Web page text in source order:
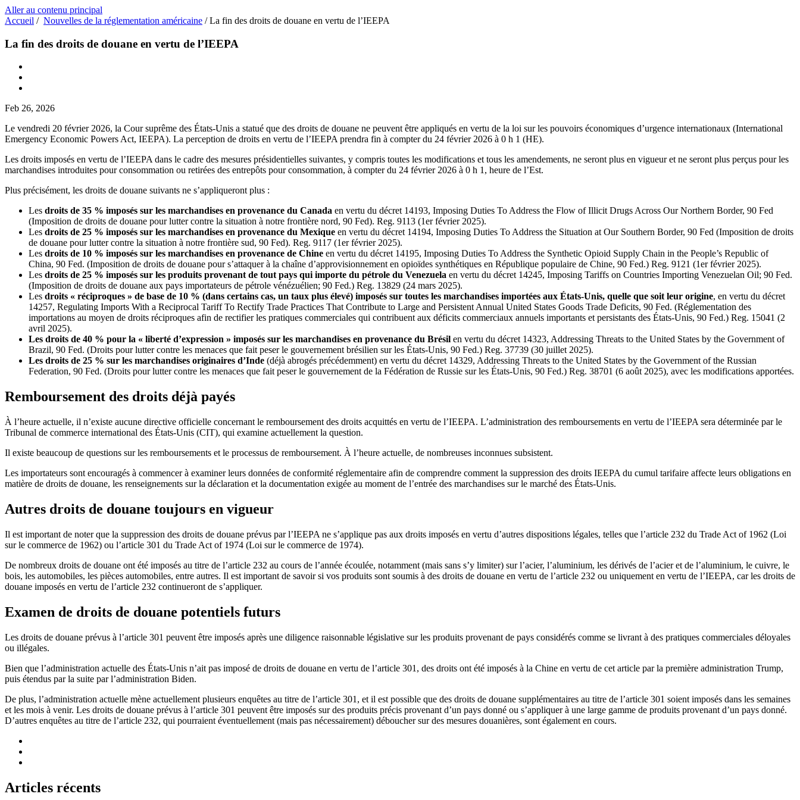
Aller au contenu principal
Accueil / Nouvelles de la réglementation américaine /La fin des droits de douane en vertu de l’IEEPA
La fin des droits de douane en vertu de l’IEEPA
Feb 26, 2026
Le vendredi 20 février 2026, la Cour suprême des États-Unis a statué que des droits de douane ne peuvent être appliqués en vertu de la loi sur les pouvoirs économiques d’urgence internationaux (International
Emergency Economic Powers Act, IEEPA). La perception de droits en vertu de l’IEEPA prendra fin à compter du 24 février 2026 à 0 h 1 (HE).
Les droits imposés en vertu de l’IEEPA dans le cadre des mesures présidentielles suivantes, y compris toutes les modifications et tous les amendements, ne seront plus en vigueur et ne seront plus perçus pour les
marchandises introduites pour consommation ou retirées des entrepôts pour consommation, à compter du 24 février 2026 à 0 h 1, heure de l’Est.
Plus précisément, les droits de douane suivants ne s’appliqueront plus :
Les droits de 35 % imposés sur les marchandises en provenance du Canada en vertu du décret 14193, Imposing Duties To Address the Flow of Illicit Drugs Across Our Northern Border, 90 Fed
(Imposition de droits de douane pour lutter contre la situation à notre frontière nord, 90 Fed). Reg. 9113 (1er février 2025).
Les droits de 25 % imposés sur les marchandises en provenance du Mexique en vertu du décret 14194, Imposing Duties To Address the Situation at Our Southern Border, 90 Fed (Imposition de droits
de douane pour lutter contre la situation à notre frontière sud, 90 Fed). Reg. 9117 (1er février 2025).
Les droits de 10 % imposés sur les marchandises en provenance de Chine en vertu du décret 14195, Imposing Duties To Address the Synthetic Opioid Supply Chain in the People’s Republic of
China, 90 Fed. (Imposition de droits de douane pour s’attaquer à la chaîne d’approvisionnement en opioïdes synthétiques en République populaire de Chine, 90 Fed.) Reg. 9121 (1er février 2025).
Les droits de 25 % imposés sur les produits provenant de tout pays qui importe du pétrole du Venezuela en vertu du décret 14245, Imposing Tariffs on Countries Importing Venezuelan Oil; 90 Fed.
(Imposition de droits de douane aux pays importateurs de pétrole vénézuélien; 90 Fed.) Reg. 13829 (24 mars 2025).
Les droits « réciproques » de base de 10 % (dans certains cas, un taux plus élevé) imposés sur toutes les marchandises importées aux États-Unis, quelle que soit leur origine, en vertu du décret
14257, Regulating Imports With a Reciprocal Tariff To Rectify Trade Practices That Contribute to Large and Persistent Annual United States Goods Trade Deficits, 90 Fed. (Réglementation des
importations au moyen de droits réciproques afin de rectifier les pratiques commerciales qui contribuent aux déficits commerciaux annuels importants et persistants des États-Unis, 90 Fed.) Reg. 15041 (2
avril 2025).
Les droits de 40 % pour la « liberté d’expression » imposés sur les marchandises en provenance du Brésil en vertu du décret 14323, Addressing Threats to the United States by the Government of
Brazil, 90 Fed. (Droits pour lutter contre les menaces que fait peser le gouvernement brésilien sur les États-Unis, 90 Fed.) Reg. 37739 (30 juillet 2025).
Les droits de 25 % sur les marchandises originaires d’Inde (déjà abrogés précédemment) en vertu du décret 14329, Addressing Threats to the United States by the Government of the Russian
Federation, 90 Fed. (Droits pour lutter contre les menaces que fait peser le gouvernement de la Fédération de Russie sur les États-Unis, 90 Fed.) Reg. 38701 (6 août 2025), avec les modifications apportées.
Remboursement des droits déjà payés
À l’heure actuelle, il n’existe aucune directive officielle concernant le remboursement des droits acquittés en vertu de l’IEEPA. L’administration des remboursements en vertu de l’IEEPA sera déterminée par le
Tribunal de commerce international des États-Unis (CIT), qui examine actuellement la question.
Il existe beaucoup de questions sur les remboursements et le processus de remboursement. À l’heure actuelle, de nombreuses inconnues subsistent.
Les importateurs sont encouragés à commencer à examiner leurs données de conformité réglementaire afin de comprendre comment la suppression des droits IEEPA du cumul tarifaire affecte leurs obligations en
matière de droits de douane, les renseignements sur la déclaration et la documentation exigée au moment de l’entrée des marchandises sur le marché des États-Unis.
Autres droits de douane toujours en vigueur
Il est important de noter que la suppression des droits de douane prévus par l’IEEPA ne s’applique pas aux droits imposés en vertu d’autres dispositions légales, telles que l’article 232 du Trade Act of 1962 (Loi
sur le commerce de 1962) ou l’article 301 du Trade Act of 1974 (Loi sur le commerce de 1974).
De nombreux droits de douane ont été imposés au titre de l’article 232 au cours de l’année écoulée, notamment (mais sans s’y limiter) sur l’acier, l’aluminium, les dérivés de l’acier et de l’aluminium, le cuivre, le
bois, les automobiles, les pièces automobiles, entre autres. Il est important de savoir si vos produits sont soumis à des droits de douane en vertu de l’article 232 ou uniquement en vertu de l’IEEPA, car les droits de
douane imposés en vertu de l’article 232 continueront de s’appliquer.
Examen de droits de douane potentiels futurs
Les droits de douane prévus à l’article 301 peuvent être imposés après une diligence raisonnable législative sur les produits provenant de pays considérés comme se livrant à des pratiques commerciales déloyales
ou illégales.
Bien que l’administration actuelle des États-Unis n’ait pas imposé de droits de douane en vertu de l’article 301, des droits ont été imposés à la Chine en vertu de cet article par la première administration Trump,
puis étendus par la suite par l’administration Biden.
De plus, l’administration actuelle mène actuellement plusieurs enquêtes au titre de l’article 301, et il est possible que des droits de douane supplémentaires au titre de l’article 301 soient imposés dans les semaines
et les mois à venir. Les droits de douane prévus à l’article 301 peuvent être imposés sur des produits précis provenant d’un pays donné ou s’appliquer à une large gamme de produits provenant d’un pays donné.
D’autres enquêtes au titre de l’article 232, qui pourraient éventuellement (mais pas nécessairement) déboucher sur des mesures douanières, sont également en cours.
Articles récents